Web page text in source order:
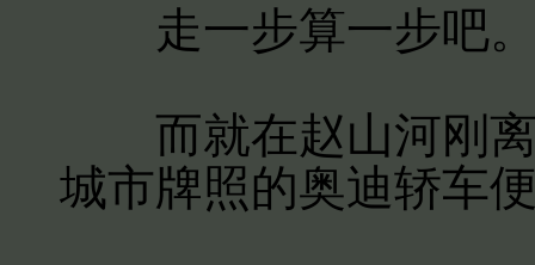
走一步算一步吧
而就在赵山河刚离
城市牌照的奥迪轿车